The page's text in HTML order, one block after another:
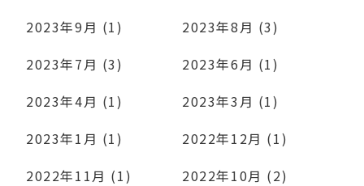
2023年9月 (1)
2023年8月 (3)
2023年7月 (3)
2023年6月 (1)
2023年4月 (1)
2023年3月 (1)
2023年1月 (1)
2022年12月 (1)
2022年11月 (1)
2022年10月 (2)